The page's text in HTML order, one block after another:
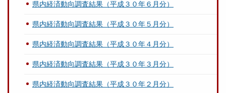
県内経済動向調査結果（平成３０年６月分）
県内経済動向調査結果（平成３０年５月分）
県内経済動向調査結果（平成３０年４月分）
県内経済動向調査結果（平成３０年３月分）
県内経済動向調査結果（平成３０年２月分）